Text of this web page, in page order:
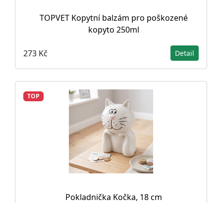
TOPVET Kopytní balzám pro poškozené
kopyto 250ml
273 Kč Detail
TOP
Pokladnička Kočka, 18 cm